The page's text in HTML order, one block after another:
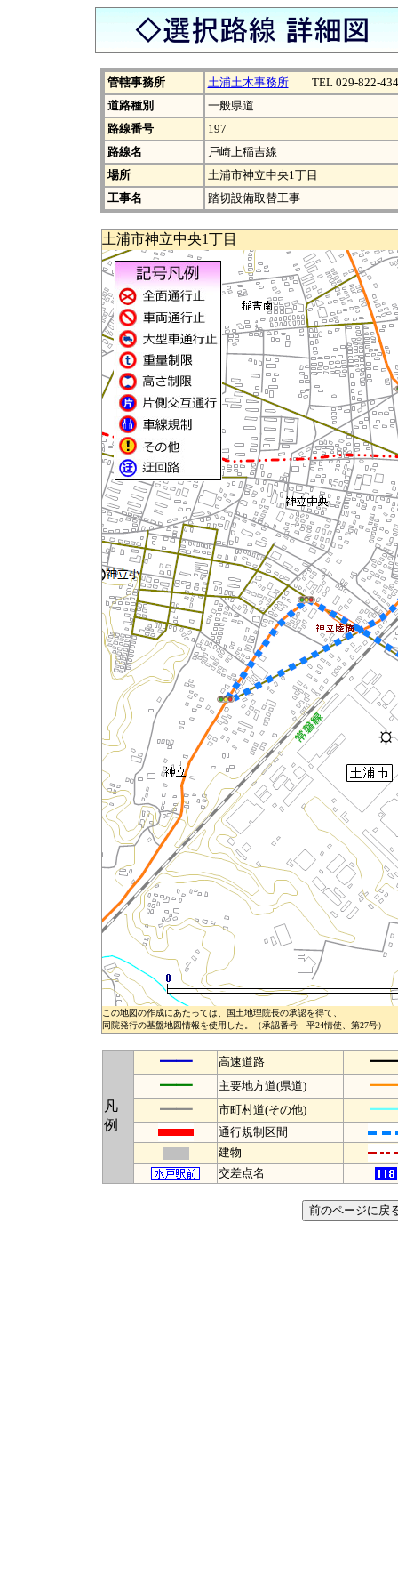
管轄事務所 土浦土木事務所TEL 029-822-
道路種別
一般県道
路線番号
197
路線名
戸崎上稲吉線
場所
土浦市神立中央1丁目
工事名
踏切設備取替工事
土浦市神立中央1丁目
この地図の作成にあたっては、国土地理院長の承認を得て、
同院発行の基盤地図情報を使用した。（承認番号 平24情使、第27号）
凡
例
━━ 高速道路
━━
主要地方道(県道)
━━
市町村道(その他)
通行規制区間
建物
交差点名